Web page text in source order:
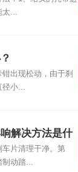
太...
出现松动，由于刹
小...
解决方法是什
片清理干净。第
动踏...